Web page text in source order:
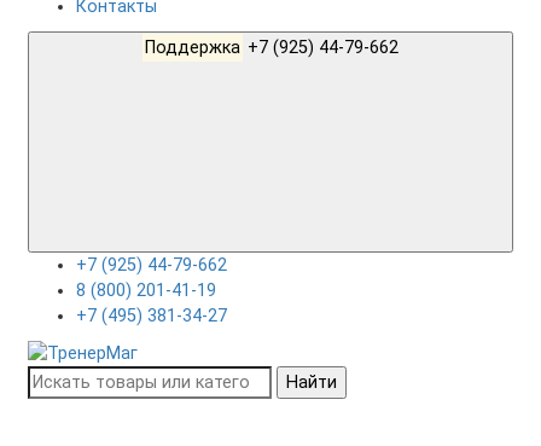
Контакты
Поддержка
+7 (925) 44-79-662
8 (800) 201-41-19
+7 (495) 381-34-27
Найти